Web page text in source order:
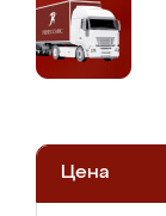
Цена